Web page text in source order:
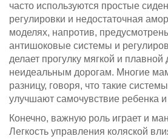
часто используются простые
регулировки и недостаточная
моделях, напротив,
антишоковые системы и
делает прогулку мягкой и плавной
неидеальным дорогам. Многие
разницу, говоря, что такие
улучшают самочувствие ребенка
Конечно, важную роль играет и
Легкость управления коляской